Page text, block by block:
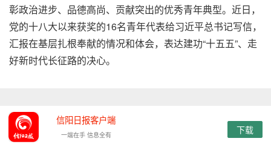
彰政治进步、品德高尚、贡献突出的优秀青年典型。近日，
党的十八大以来获奖的16名青年代表给习近平总书记写信，
汇报在基层扎根奉献的情况和体会，表达建功“十五五”、走
好新时代长征路的决心。
信阳日报客户端
一端在手 信息全有 下载